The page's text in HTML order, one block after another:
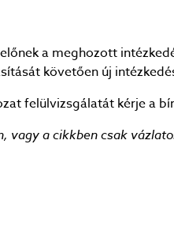
a meghozott
követően új
felülvizsgálatát kérje a
vagy a cikkben csak